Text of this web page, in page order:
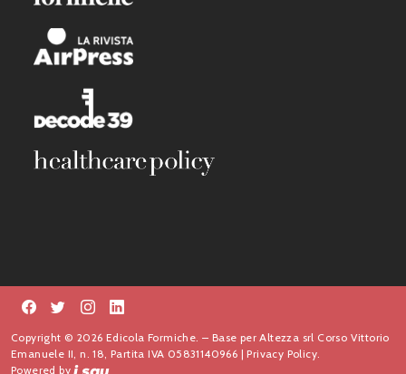
Copyright © 2026 Edicola Formiche. – Base per Altezza srl Corso Vittorio
Emanuele II, n. 18, Partita IVA 05831140966 |Privacy Policy.
Powered by